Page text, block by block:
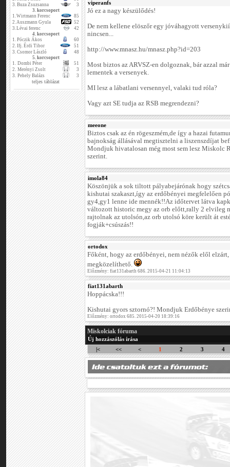
3. Buza Zsuzsanna
3
3. korcsoport
1.Wirtmann Ferenc
85
2.Auszmann Gyula
52
3.Lévai ferenc
42
4. korcsoport
1. Póczik Ákos
60
2. Ifj. Érdi Tibor
51
3. Csomor László
48
5. korcsoport
1. Dombi Péter
51
2. Merényi Zsolt
3
3. Pehely Balázs 3
teljes táblázat
viperanfs
Jó ez a nagy készülődés!
De nem kellene elöszőr egy jóváhagyott
nincsen...
http://www.mnasz.hu/mnasz.php?id=203
Most biztos az ARVSZ-en dolgoznak, bár azzal
lementek a versenyek.
MI lesz a lábatlani versennyel, valaki tud róla?
Vagy azt SE tudja az RSB megrendezni?
meeone
Biztos csak az én rögeszmém,de így a hazai
bajnokság állásával megtisztelni a liszenszdíjat
Mondjuk hivatalosan még most sem lesz Miskolc
szerint.
imola84
Köszönjük a sok tiltott pályabejárónak hogy
kishutai szakaszt,így az erdőbényei megfelelően
gy4,gy1 lenne ide mennék!!Az időtervet látva
változott historic megy az orb előtt,rally 2 elvileg
rajtolnak az utolsón,az orb utolsó köre került át
fogják+csúszás!!
ortodox
Főként, hogy az erdőbényei, nem nézők elől
megközelíthető.
Előzmény: fiat131abarth 686. 2015-04-21 11:04:13
fiat131abarth
Hoppácska!!!
Kishutai gyors sztornó?! Mondjuk Erdőbénye
Előzmény: ortodox 685. 2015-04-20 18:39:16
Miskolciak fóruma
Új hozzászólás írása
|<
<< < 1 2 3 4